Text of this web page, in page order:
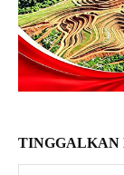
TINGGALKAN